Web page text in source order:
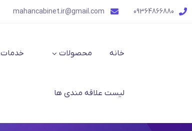
09364866880
mahancabinet.ir@gmail.com
خانه محصولات خدمات
لیست علاقه مندی ها